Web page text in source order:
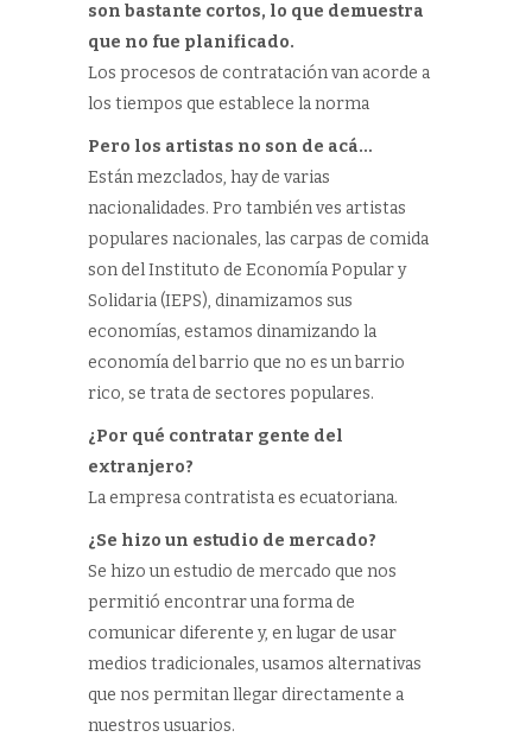
son bastante cortos, lo que demuestra
que no fue planificado.
Los procesos de contratación van acorde a
los tiempos que establece la norma
Pero los artistas no son de acá…
Están mezclados, hay de varias
nacionalidades. Pro también ves artistas
populares nacionales, las carpas de comida
son del Instituto de Economía Popular y
Solidaria (IEPS), dinamizamos sus
economías, estamos dinamizando la
economía del barrio que no es un barrio
rico, se trata de sectores populares.
¿Por qué contratar gente del
extranjero?
La empresa contratista es ecuatoriana.
¿Se hizo un estudio de mercado?
Se hizo un estudio de mercado que nos
permitió encontrar una forma de
comunicar diferente y, en lugar de usar
medios tradicionales, usamos alternativas
que nos permitan llegar directamente a
nuestros usuarios.